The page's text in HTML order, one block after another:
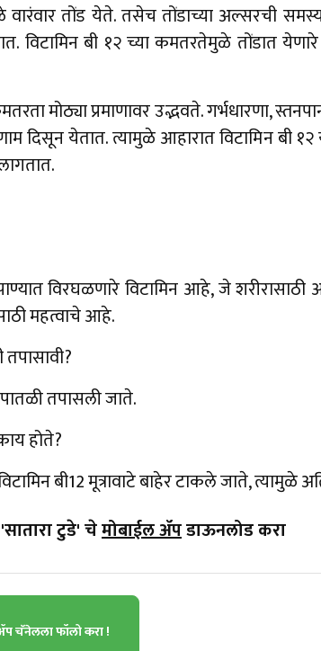
तोंड येते. तसेच तोंडाच्या अल्सरची
विटामिन बी १२ च्या कमतरतेमुळे तोंडात
मोठ्या प्रमाणावर उद्भवते. गर्भधारणा,
दिसून येतात. त्यामुळे आहारात विटामिन
विरघळणारे विटामिन आहे, जे
महत्वाचे आहे.
पातळी तपासली जाते.
होते?
बी12 मूत्रावाटे बाहेर टाकले जाते, त्यामुळे
टुडे' चेमोबाईल ॲपडाऊनलोड करा
चॅनेलला फॉलो करा !